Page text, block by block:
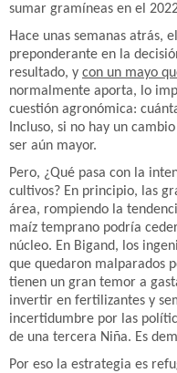
sumar gramíneas en el
Hace unas semanas atrás,
preponderante en la
resultado, y con un mayo
normalmente aporta, lo
cuestión agronómica:
Incluso, si no hay un
ser aún mayor.
Pero, ¿Qué pasa con la
cultivos? En principio, las
área, rompiendo la
maíz temprano podría
núcleo. En Bigand, los
que quedaron malparados
tienen un gran temor a
invertir en fertilizantes y
incertidumbre por las
de una tercera Niña. Es
Por eso la estrategia es